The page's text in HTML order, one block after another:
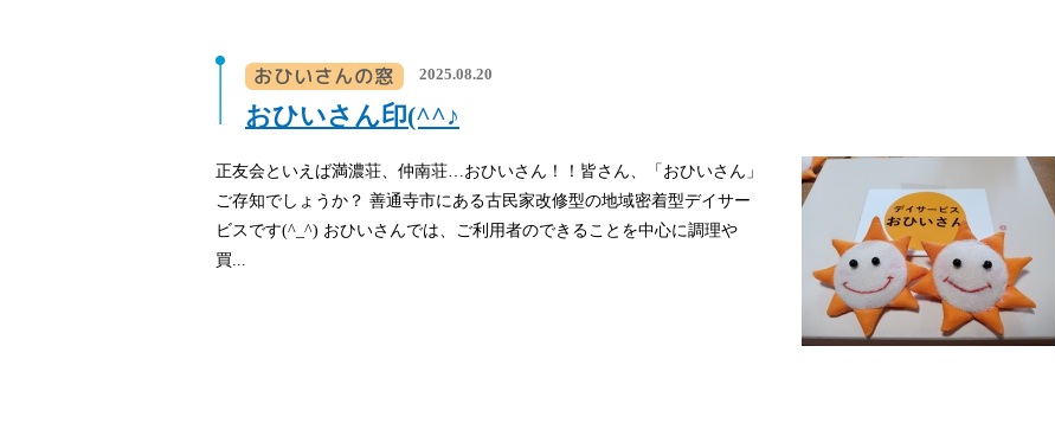
2025.08.20
おひいさん印(^^♪
正友会といえば満濃荘、仲南荘…おひいさん！！皆さん、「おひいさん」
ご存知でしょうか？ 善通寺市にある古民家改修型の地域密着型デイサー
ビスです(^_^) おひいさんでは、ご利用者のできることを中心に調理や
買...